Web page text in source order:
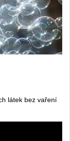
látek bez vaření